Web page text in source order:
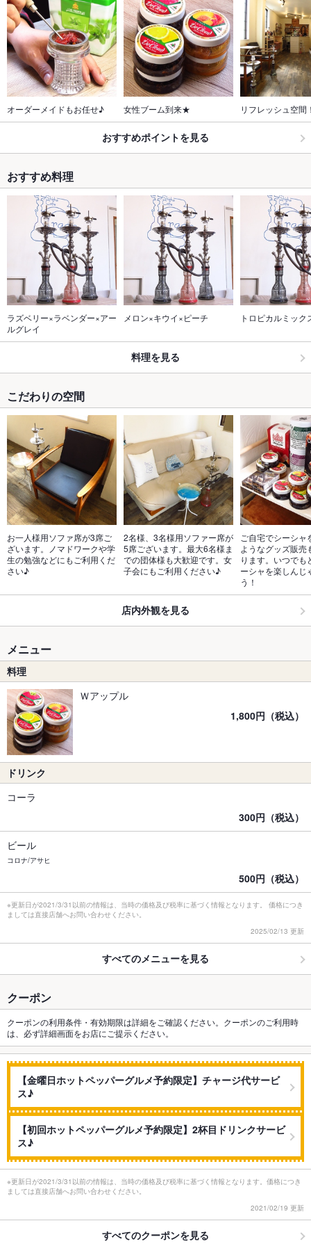
オーダーメイドもお任せ♪ 女性ブーム到来★ リフレッシュ空間
おすすめポイントを見る
おすすめ料理
ラズベリー×ラベンダー×アー
ルグレイ
メロン×キウイ×ピーチ トロピカルミック
料理を見る
こだわりの空間
お一人様用ソファ席が3席ご
ざいます。ノマドワークや学
生の勉強などにもご利用くだ
さい♪
2名様、3名様用ソファー席が
5席ございます。最大6名様ま
での団体様も大歓迎です。女
子会にもご利用ください♪
ご自宅でシーシャ
ようなグッズ販売
ります。いつでも
ーシャを楽しんじ
う！
店内外観を見る
メニュー
料理
Ｗアップル
1,800円（税込）
ドリンク
コーラ
300円（税込）
ビール
コロナ/アサヒ
500円（税込）
※更新日が2021/3/31以前の情報は、当時の価格及び税率に基づく情報となります。 価格につき
ましては直接店舗へお問い合わせください。
2025/02/13 更新
すべてのメニューを見る
クーポン
クーポンの利用条件・有効期限は詳細をご確認ください。クーポンのご利用時
は、必ず詳細画面をお店にご提示ください。
【金曜日ホットペッパーグルメ予約限定】チャージ代サービ
ス♪
【初回ホットペッパーグルメ予約限定】2杯目ドリンクサービ
ス♪
※更新日が2021/3/31以前の情報は、当時の価格及び税率に基づく情報となります。価格につき
ましては直接店舗へお問い合わせください。
2021/02/19 更新
すべてのクーポンを見る